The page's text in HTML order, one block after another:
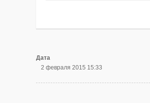
Дата
2 февраля 2015 15:33